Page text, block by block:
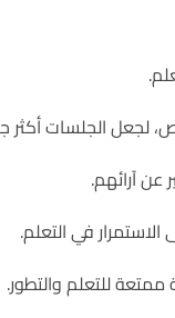
لجعل الجلسات أكثر
آرائهم.
في التعلم.
ممتعة للتعلم والتطور.